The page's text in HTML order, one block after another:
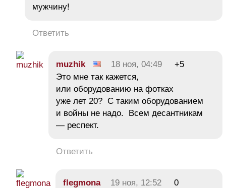
мужчину!
Ответить
muzhik 18 ноя, 04:49
+5
Это мне так кажется,
или оборудованию на фотках
уже лет 20? С таким оборудованием
и войны не надо. Всем десантникам
— респект.
Ответить
flegmona 19 ноя, 12:52
0